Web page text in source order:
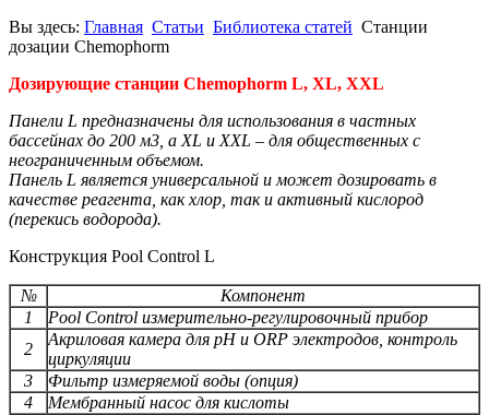
Вы здесь: Главная Статьи Библиотека статей Станции
дозации Chemophorm
Дозирующие станции Chemophorm L, XL, XXL
Панели L предназначены для использования в частных
бассейнах до 200 м3, а XL и XXL – для общественных с
неограниченным объемом.
Панель L является универсальной и может дозировать в
качестве реагента, как хлор, так и активный кислород
(перекись водорода).
Конструкция Pool Control L
№
Компонент
1
Pool Control измерительно-регулировочный прибор
2
Акриловая камера для рН и ORP электродов, контроль
циркуляции
3
Фильтр измеряемой воды (опция)
4
Мембранный насос для кислоты